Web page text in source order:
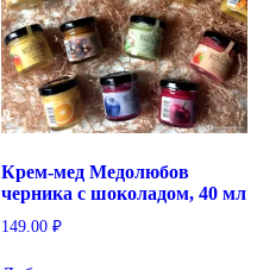
Крем-мед Медолюбов
черника с шоколадом, 40 мл
149.00 ₽